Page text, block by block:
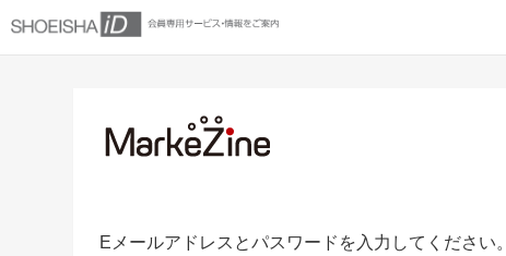
Eメールアドレスとパスワードを入力してください。